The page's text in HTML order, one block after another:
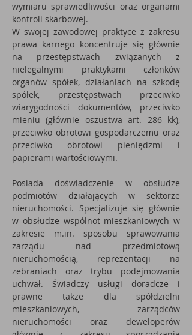
wymiaru sprawiedliwości oraz organami
kontroli skarbowej.
W swojej zawodowej praktyce z zakresu
prawa karnego koncentruje się głównie
na przestępstwach związanych z
nielegalnymi praktykami członków
organów spółek, działaniach na szkodę
spółek, przestępstwach przeciwko
wiarygodności dokumentów, przeciwko
mieniu (głównie oszustwa art. 286 kk),
przeciwko obrotowi gospodarczemu oraz
przeciwko obrotowi pieniędzmi i
papierami wartościowymi.
Posiada doświadczenie w obsłudze
podmiotów działających w sektorze
nieruchomości. Specjalizuje się głównie
w obsłudze wspólnot mieszkaniowych w
zakresie m.in. sposobu sprawowania
zarządu nad przedmiotową
nieruchomością, reprezentacji na
zebraniach oraz trybu podejmowania
uchwał. Świadczy usługi doradcze i
prawne także dla spółdzielni
mieszkaniowych, zarządców
nieruchomości oraz deweloperów